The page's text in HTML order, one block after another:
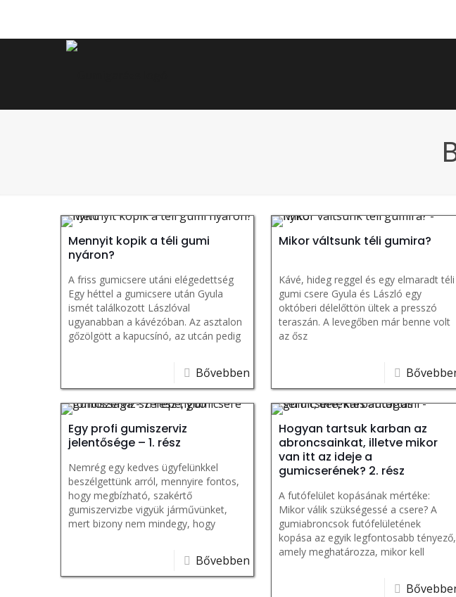
Mennyit kopik a téli gumi
nyáron?
A friss gumicsere utáni elégedettség
Egy héttel a gumicsere után Gyula
ismét találkozott Lászlóval
ugyanabban a kávézóban. Az asztalon
gőzölgött a kapucsínó, az utcán pedig
Bővebben
Mikor váltsunk téli gumira?
Kávé, hideg reggel és egy elmaradt téli
gumi csere Gyula és László egy
októberi délelőttön ültek a presszó
teraszán. A levegőben már benne volt
az ősz
Egy profi gumiszerviz
jelentősége – 1. rész
Nemrég egy kedves ügyfelünkkel
beszélgettünk arról, mennyire fontos,
hogy megbízható, szakértő
gumiszervizbe vigyük járművünket,
mert bizony nem mindegy, hogy
Bővebben
Hogyan tartsuk karban az
abroncsainkat, illetve mikor
van itt az ideje a
gumicserének? 2. rész
A futófelület kopásának mértéke:
Mikor válik szükségessé a csere? A
gumiabroncsok futófelületének
kopása az egyik legfontosabb tényező,
amely meghatározza, mikor kell